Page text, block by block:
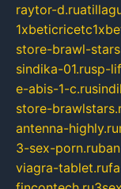
raytor-d.ru
store-brawl-
sindika-01.rusp-
e-abis-1-c.ru
store-
antenna-highly.ru
3-sex-porn.ru
viagra-tablet.ru